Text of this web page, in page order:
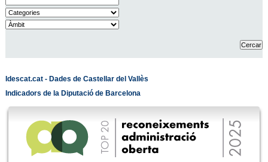
Idescat.cat - Dades de Castellar del Vallès
Indicadors de la Diputació de Barcelona